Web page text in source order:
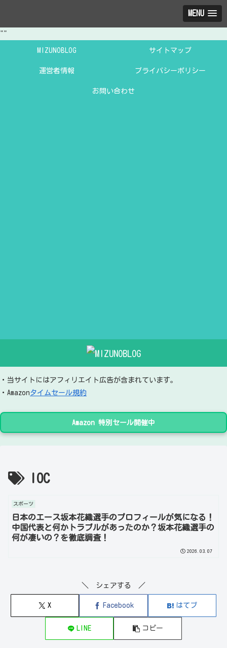
MENU
""
MIZUNOBLOG サイトマップ
運営者情報 プライバシーポリシー
お問い合わせ
・当サイトにはアフィリエイト広告が含まれています。
・Amazonタイムセール規約
Amazon 特別セール開催中
IOC
スポーツ
日本のエース坂本花織選手のプロフィールが気になる！
中国代表と何かトラブルがあったのか？坂本花織選手の
何が凄いの？を徹底調査！
2026.03.07
＼ シェアする ／
X Facebook はてブ
LINE コピー